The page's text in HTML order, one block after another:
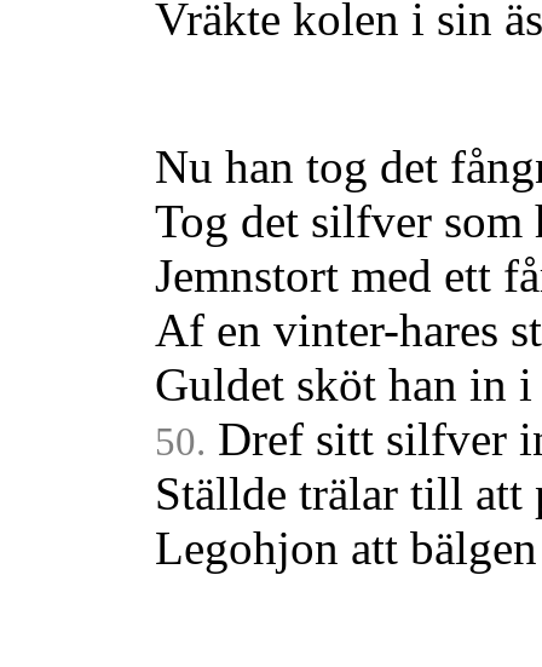
Vräkte kolen i sin
Nu han tog det
Tog det silfver som
Jemnstort med ett
Af en vinter-hares
Guldet sköt han in
50. Dref sitt silfver
Ställde trälar till att
Legohjon att